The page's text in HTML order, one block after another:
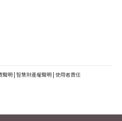
聲明 | 智慧財產權聲明 | 使用者責任